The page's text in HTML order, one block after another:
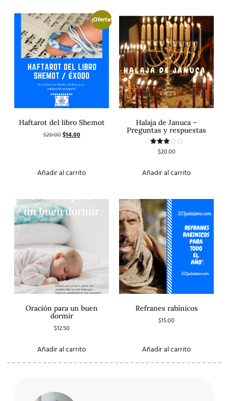
¡Oferta!
Haftarot del libro Shemot
$20.00$14.00
Añadir al carrito
Halaja de Januca –
Preguntas y respuestas
Valorado
con
$20.00
Añadir al carrito
Oración para un buen
dormir
$12.50
Añadir al carrito
Refranes rabínicos
$15.00
Añadir al carrito